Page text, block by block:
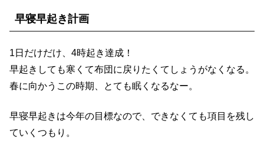
早寝早起き計画
1日だけだけ、4時起き達成！
早起きしても寒くて布団に戻りたくてしょうがなくなる。
春に向かうこの時期、とても眠くなるなー。
早寝早起きは今年の目標なので、できなくても項目を残し
ていくつもり。